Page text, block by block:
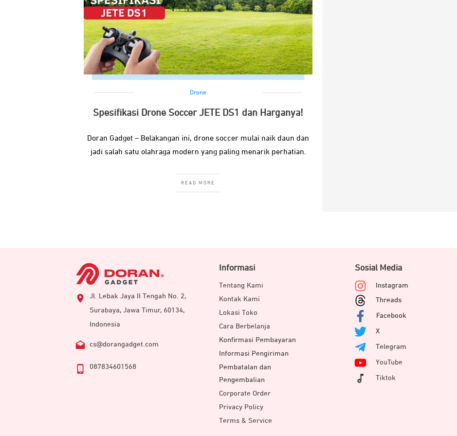
Drone
Spesifikasi Drone Soccer JETE DS1 dan Harganya!
Doran Gadget – Belakangan ini, drone soccer mulai naik daun dan
jadi salah satu olahraga modern yang paling menarik perhatian.
READ MORE
Jl. Lebak Jaya II Tengah No. 2,
Surabaya, Jawa Timur, 60134,
Indonesia
cs@dorangadget.com
087834601568
Informasi
Tentang Kami
Kontak Kami
Lokasi Toko
Cara Berbelanja
Konfirmasi Pembayaran
Informasi Pengiriman
Pembatalan dan
Pengembalian
Corporate Order
Privacy Policy
Terms & Service
Sosial Media
Instagram
Threads
Facebook
X
Telegram
YouTube
Tiktok